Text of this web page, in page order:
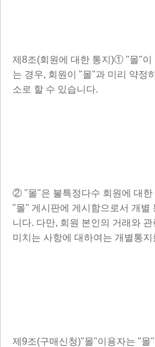
제8조(회원에 대한 통지)① "몰"이
는 경우, 회원이 "몰"과 미리 약정
소로 할 수 있습니다.
② "몰"은 불특정다수 회원에 대한
"몰" 게시판에 게시함으로서 개별
니다. 다만, 회원 본인의 거래와
미치는 사항에 대하여는 개별통지
제9조(구매신청)"몰"이용자는 "몰